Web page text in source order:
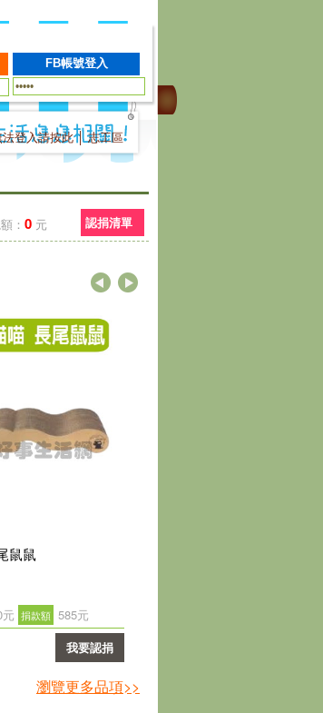
登入請按此│志工區
： 0 元 認捐清單
鼠鼠
捐款額 585元
我要認捐
確認
瀏覽更多品項>>